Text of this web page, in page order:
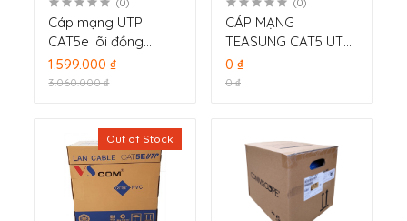
(0)
Cáp mạng UTP
CAT5e lõi đồng
305m Dahua DH-
PFM920I-5EUN
1.599.000 ₫
3.060.000 ₫
(0)
CÁP MẠNG
TEASUNG CAT5 UTP
305M
0 ₫
0 ₫
Out of Stock